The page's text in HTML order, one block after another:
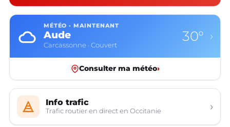
MÉTÉO · MAINTENANT
Aude
Carcassonne · Couvert
30° ›
Consulter ma météo›
Info trafic
Trafic routier en direct en Occitanie ›